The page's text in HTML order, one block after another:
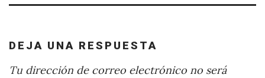
DEJA UNA RESPUESTA
Tu dirección de correo electrónico no será